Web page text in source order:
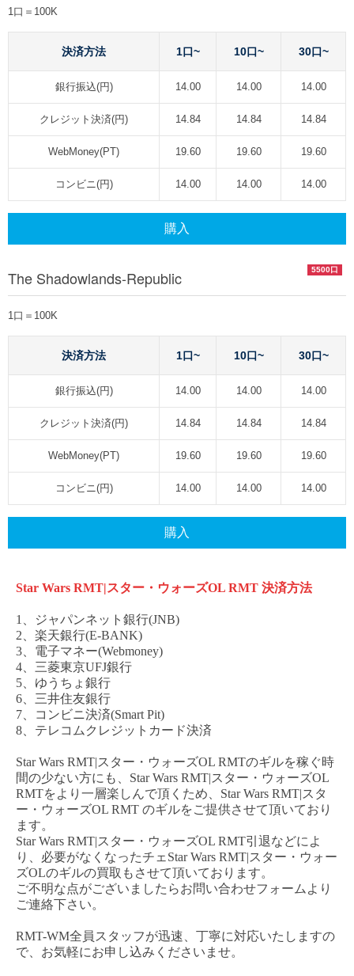
1口＝100K
決済方法 1口~ 10口~ 30口~
銀行振込(円) 14.00 14.00 14.00
クレジット決済(円) 14.84 14.84 14.84
WebMoney(PT) 19.60 19.60 19.60
コンビニ(円) 14.00 14.00 14.00
購入
5500口
The Shadowlands-Republic
1口＝100K
決済方法 1口~ 10口~ 30口~
銀行振込(円) 14.00 14.00 14.00
クレジット決済(円) 14.84 14.84 14.84
WebMoney(PT) 19.60 19.60 19.60
コンビニ(円) 14.00 14.00 14.00
購入
Star Wars RMT|スター・ウォーズOL RMT 決済方法
1、ジャパンネット銀行(JNB)
2、楽天銀行(E-BANK)
3、電子マネー(Webmoney)
4、三菱東京UFJ銀行
5、ゆうちょ銀行
6、三井住友銀行
7、コンビニ決済(Smart Pit)
8、テレコムクレジットカード決済
Star Wars RMT|スター・ウォーズOL RMTのギルを稼ぐ時
間の少ない方にも、 Star Wars RMT|スター・ウォーズOL
RMTをより一層楽しんで頂くため、 Star Wars RMT|スタ
ー・ウォーズOL RMT のギルをご提供させて頂いており
ます。
Star Wars RMT|スター・ウォーズOL RMT引退などによ
り、必要がなくなったチェ Star Wars RMT|スター・ウォー
ズOLのギルの買取もさせて頂いております。
ご不明な点がございましたらお問い合わせフォームより
ご連絡下さい。
RMT-WM全員スタッフが迅速、丁寧に対応いたしますの
で、お気軽にお申し込みくださいませ。